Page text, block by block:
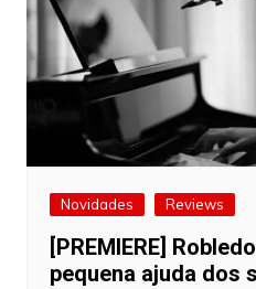
Novidades Reviews
[PREMIERE]
pequena ajuda dos